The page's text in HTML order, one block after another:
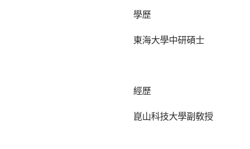
學歷
東海大學中研碩士
經歷
崑山科技大學副敎授